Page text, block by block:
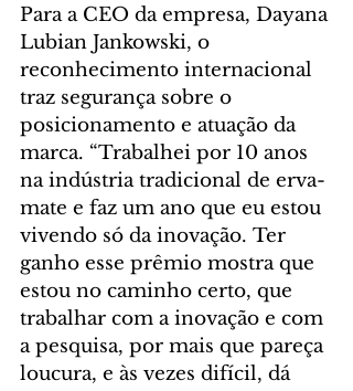
Para a CEO da empresa, Dayana
Lubian Jankowski, o
reconhecimento internacional
traz segurança sobre o
posicionamento e atuação da
marca. “Trabalhei por 10 anos
na indústria tradicional de erva-
mate e faz um ano que eu estou
vivendo só da inovação. Ter
ganho esse prêmio mostra que
estou no caminho certo, que
trabalhar com a inovação e com
a pesquisa, por mais que pareça
loucura, e às vezes difícil, dá